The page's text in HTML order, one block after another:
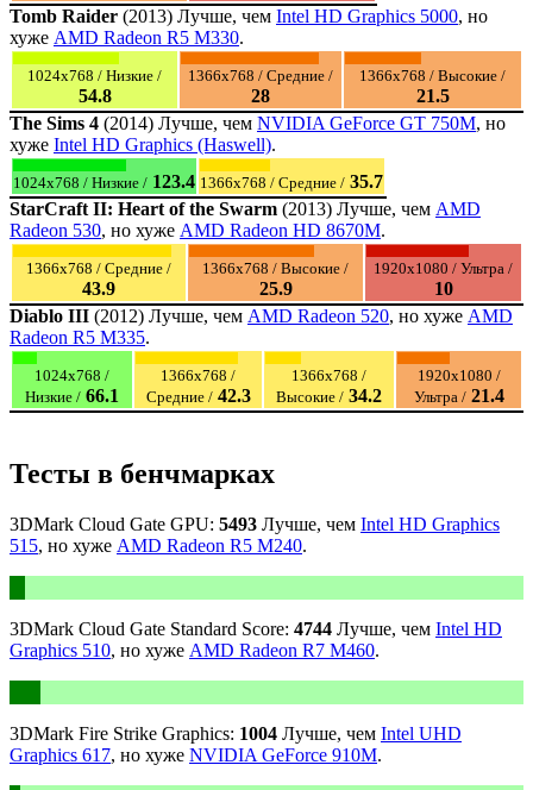
Tomb Raider (2013) Лучше, чем Intel HD Graphics 5000, но
хуже AMD Radeon R5 M330.
1024x768 / Низкие /
54.8
1366x768 / Средние /
28
1366x768 / Высокие /
21.5
The Sims 4 (2014) Лучше, чем NVIDIA GeForce GT 750M, но
хуже Intel HD Graphics (Haswell).
1024x768 / Низкие / 123.4 1366x768 / Средние / 35.7
StarCraft II: Heart of the Swarm (2013) Лучше, чем AMD
Radeon 530, но хуже AMD Radeon HD 8670M.
1366x768 / Средние /
43.9
1366x768 / Высокие /
25.9
1920x1080 / Ультра /
10
Diablo III (2012) Лучше, чем AMD Radeon 520, но хуже AMD
Radeon R5 M335.
1024x768 /
Низкие / 66.1
1366x768 /
Средние / 42.3
1366x768 /
Высокие / 34.2
1920x1080 /
Ультра / 21.4
Тесты в бенчмарках
3DMark Cloud Gate GPU: 5493 Лучше, чем Intel HD Graphics
515, но хуже AMD Radeon R5 M240.
3DMark Cloud Gate Standard Score: 4744 Лучше, чем Intel HD
Graphics 510, но хуже AMD Radeon R7 M460.
3DMark Fire Strike Graphics: 1004 Лучше, чем Intel UHD
Graphics 617, но хуже NVIDIA GeForce 910M.